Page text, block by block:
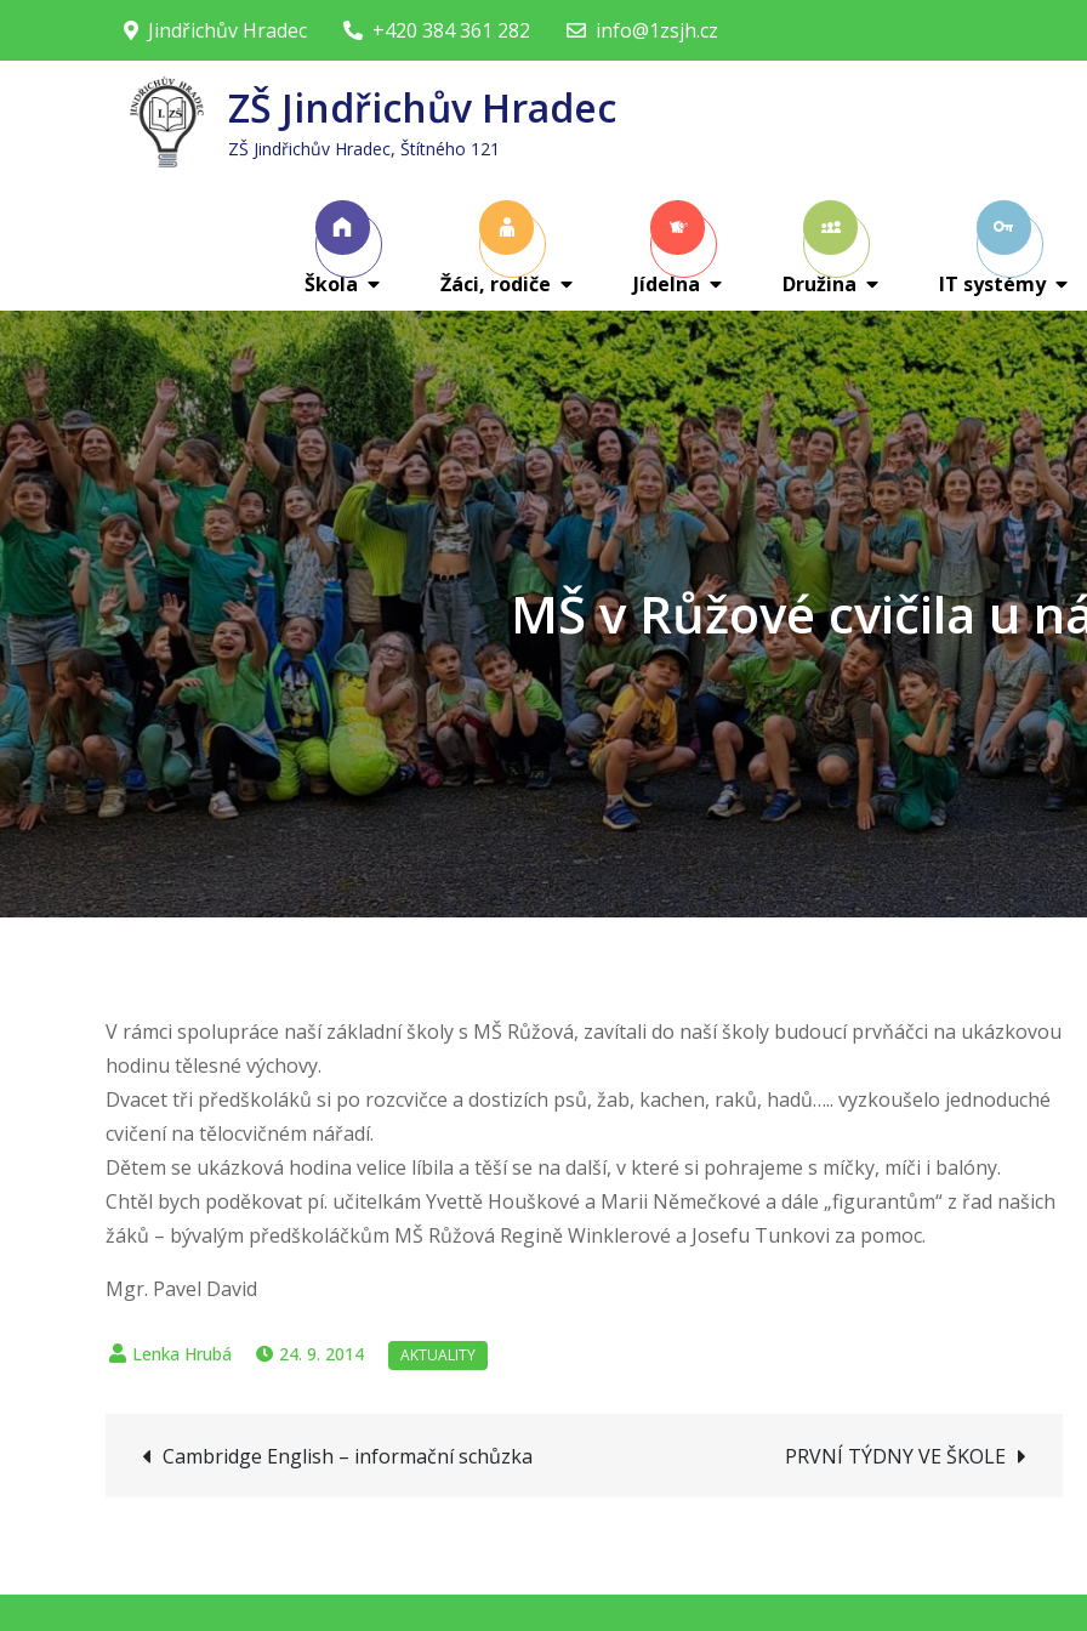
Jindřichův Hradec +420 384 361 282 info@1zsjh.cz
ZŠ Jindřichův Hradec
ZŠ Jindřichův Hradec, Štítného 121
Škola Žáci, rodiče Jídelna Družina IT systémy
MŠ v Růžové cvičila u
V rámci spolupráce naší základní školy s MŠ Růžová, zavítali do naší školy budoucí prvňáčci na ukázkovou
hodinu tělesné výchovy.
Dvacet tři předškoláků si po rozcvičce a dostizích psů, žab, kachen, raků, hadů….. vyzkoušelo jednoduché
cvičení na tělocvičném nářadí.
Dětem se ukázková hodina velice líbila a těší se na další, v které si pohrajeme s míčky, míči i balóny.
Chtěl bych poděkovat pí. učitelkám Yvettě Houškové a Marii Němečkové a dále „figurantům“ z řad našich
žáků – bývalým předškoláčkům MŠ Růžová Regině Winklerové a Josefu Tunkovi za pomoc.
Mgr. Pavel David
24. 9. 2014
Navigace
příspěvek
Cambridge English – informační schůzka PRVNÍ TÝDNY VE ŠKOLE